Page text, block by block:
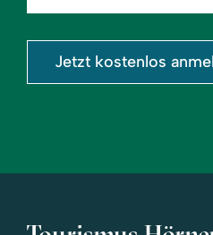
eingeben
Jetzt kostenlos